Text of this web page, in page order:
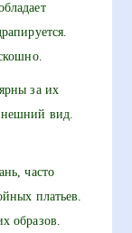
за их
вид.
часто
платьев.
образов.